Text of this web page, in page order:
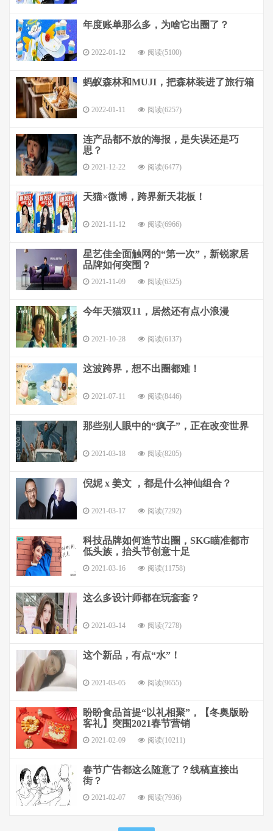
年度账单那么多，为啥它出圈了？
2022-01-12 阅读(5100)
蚂蚁森林和MUJI，把森林装进了旅行箱
2022-01-11 阅读(6257)
连产品都不放的海报，是失误还是巧
思？
2021-12-22 阅读(6477)
天猫×微博，跨界新天花板！
2021-11-12 阅读(6966)
星艺佳全面触网的“第一次”，新锐家居
品牌如何突围？
2021-11-09 阅读(6325)
今年天猫双11，居然还有点小浪漫
2021-10-28 阅读(6137)
这波跨界，想不出圈都难！
2021-07-11 阅读(8446)
那些别人眼中的“疯子”，正在改变世界
2021-03-18 阅读(8205)
倪妮 x 姜文 ，都是什么神仙组合？
2021-03-17 阅读(7292)
科技品牌如何造节出圈，SKG瞄准都市
低头族，抬头节创意十足
2021-03-16 阅读(11758)
这么多设计师都在玩套套？
2021-03-14 阅读(7278)
这个新品，有点“水”！
2021-03-05 阅读(9655)
盼盼食品首提“以礼相聚”，【冬奥版盼
客礼】突围2021春节营销
2021-02-09 阅读(10211)
春节广告都这么随意了？线稿直接出
街？
2021-02-07 阅读(7936)